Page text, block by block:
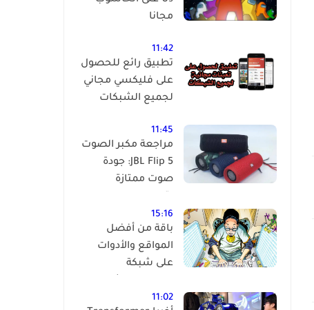
مجانا
11:42
تطبيق رائع للحصول
على فليكسي مجاني
لجميع الشبكات
11:45
مراجعة مكبر الصوت
JBL Flip 5: جودة
صوت ممتازة
15:16
باقة من أفضل
المواقع والأدوات
على شبكة
بنفسك ! (أكثر من
11:02